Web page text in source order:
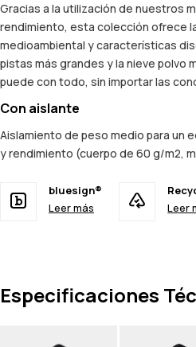
Gracias a la utilización de nuestros
rendimiento, esta colección ofrece
medioambiental y características
pistas más grandes y la nieve polvo
puede con todo, sin importar las
Con aislante
Aislamiento de peso medio para un
y rendimiento (cuerpo de 60 g/m2,
bluesign®
Leer más
Leer
Especificaciones